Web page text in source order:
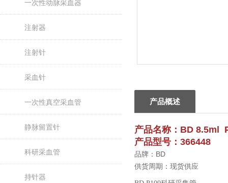
一次性动脉采血器
注射器
注射针
采血针
一次性真空采血管
静脉留置针
科研采血管
持针器
产品概述
产品名称：BD 8.5ml
产品型号：366448
品牌：BD
供货周期：现货供应